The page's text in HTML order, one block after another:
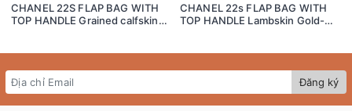
CHANEL 22S FLAP BAG WITH
TOP HANDLE Grained calfskin
CHANEL 22s FLAP BAG WITH
TOP HANDLE Lambskin Gold-
Đăng ký